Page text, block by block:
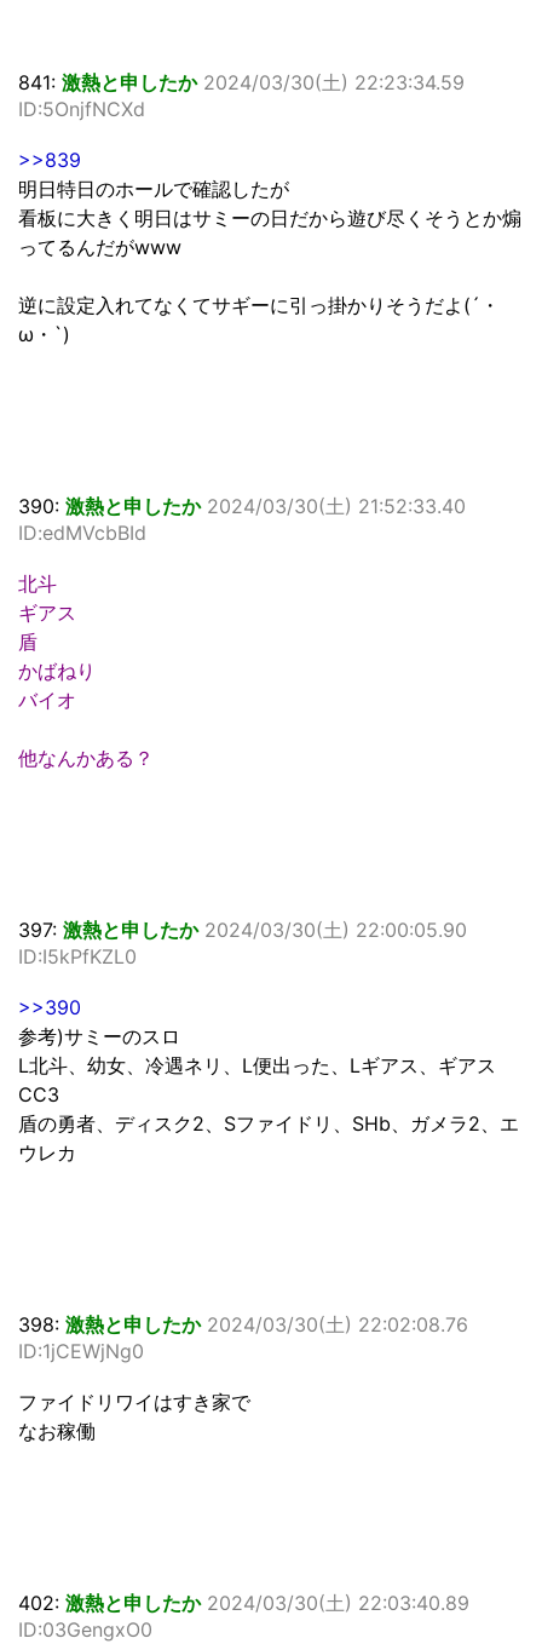
841: 激熱と申したか 2024/03/30(土) 22:23:34.59
ID:5OnjfNCXd
>>839
明日特日のホールで確認したが
看板に大きく明日はサミーの日だから遊び尽くそうとか煽
ってるんだがwww
逆に設定入れてなくてサギーに引っ掛かりそうだよ(´・
ω・`)
390: 激熱と申したか 2024/03/30(土) 21:52:33.40
ID:edMVcbBId
北斗
ギアス
盾
かばねり
バイオ
他なんかある？
397: 激熱と申したか 2024/03/30(土) 22:00:05.90
ID:I5kPfKZL0
>>390
参考)サミーのスロ
L北斗、幼女、冷遇ネリ、L便出った、Lギアス、ギアス
CC3
盾の勇者、ディスク2、Sファイドリ、SHb、ガメラ2、エ
ウレカ
398: 激熱と申したか 2024/03/30(土) 22:02:08.76
ID:1jCEWjNg0
ファイドリワイはすき家で
なお稼働
402: 激熱と申したか 2024/03/30(土) 22:03:40.89
ID:03GengxO0